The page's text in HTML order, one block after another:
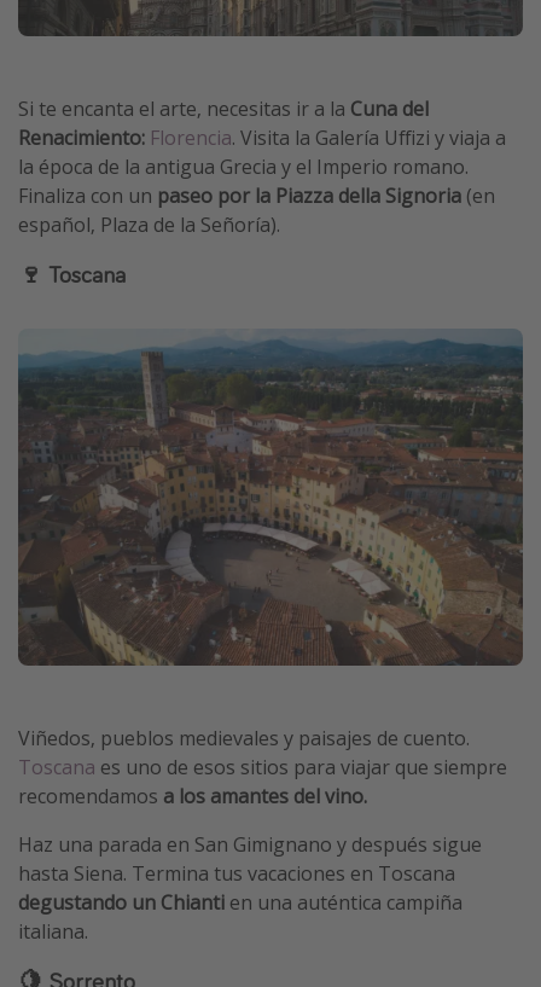
Si te encanta el arte, necesitas ir a la Cuna del
Renacimiento: Florencia. Visita la Galería Uffizi y viaja a
la época de la antigua Grecia y el Imperio romano.
Finaliza con un paseo por la Piazza della Signoria (en
español, Plaza de la Señoría).
🍷 Toscana
Viñedos, pueblos medievales y paisajes de cuento.
Toscana es uno de esos sitios para viajar que siempre
recomendamos a los amantes del vino.
Haz una parada en San Gimignano y después sigue
hasta Siena. Termina tus vacaciones en Toscana
degustando un Chianti en una auténtica campiña
italiana.
🍋 Sorrento